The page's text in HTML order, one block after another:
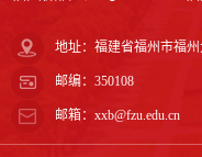
地址：福建省福州市福
邮编：350108
邮箱：xxb@fzu.edu.cn